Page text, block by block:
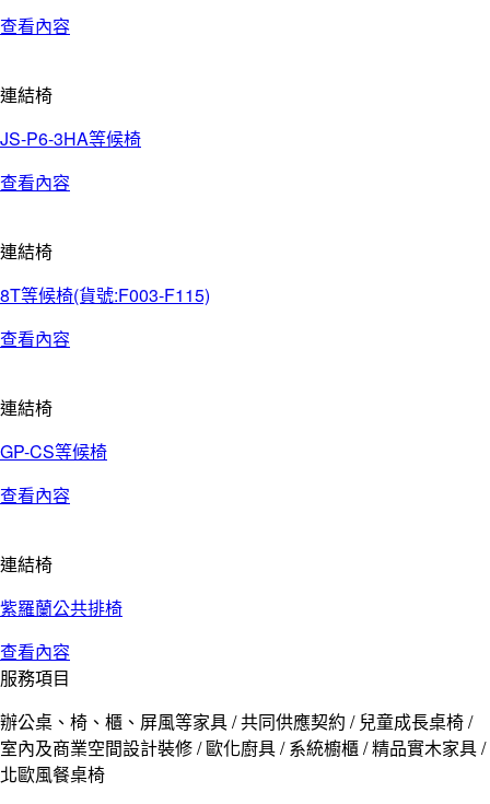
查看內容
連結椅
JS-P6-3HA等候椅
查看內容
連結椅
8T等候椅(貨號:F003-F115)
查看內容
連結椅
GP-CS等候椅
查看內容
連結椅
紫羅蘭公共排椅
查看內容
服務項目
辦公桌、椅、櫃、屏風等家具 / 共同供應契約 / 兒童成長桌椅 /
室內及商業空間設計裝修 / 歐化廚具 / 系統櫥櫃 / 精品實木家具 /
北歐風餐桌椅